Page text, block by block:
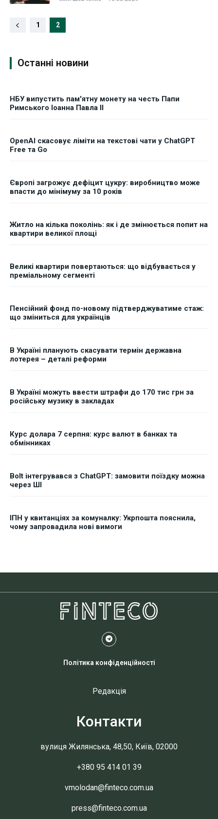
1 2
Останні новини
НБУ випустить пам'ятну монету на честь Папи
Римського Іоанна Павла II
OpenAI скасовує ліміти на текстові чати у ChatGPT
Free та Go
Європі загрожує дефіцит цукру: виробництво може
впасти до мінімуму за 10 років
Житло на кілька поколінь: як і де змінюється попит на
квартири великої площі
Великі квартири повертаються: що відбувається у
преміальному сегменті
Пенсійний фонд по-новому підтверджуватиме стаж:
що зміниться для українців
В Україні планують скасувати термін державна
лотерея – деталі реформи
В Україні можуть ввести штрафи до 170 тис грн за
російську музику в закладах
Курс долара 7 серпня: курс валют в банках та
обмінниках
Bolt інтегрувався з ChatGPT: замовити поїздку можна
через ШІ
ІПН у квитанціях за комуналку: Укрпошта пояснила,
чому запровадила нові вимоги
Політика конфіденційності
Редакція
Контакти
вулиця Жилянська, 48,50, Київ, 02000
+380 95 414 01 39
vmolodan@finteco.com.ua
press@finteco.com.ua